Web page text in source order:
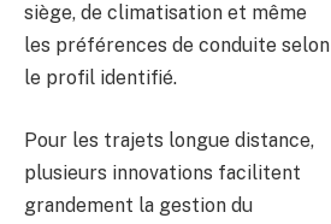
siège, de climatisation et même
les préférences de conduite selon
le profil identifié.
Pour les trajets longue distance,
plusieurs innovations facilitent
grandement la gestion du